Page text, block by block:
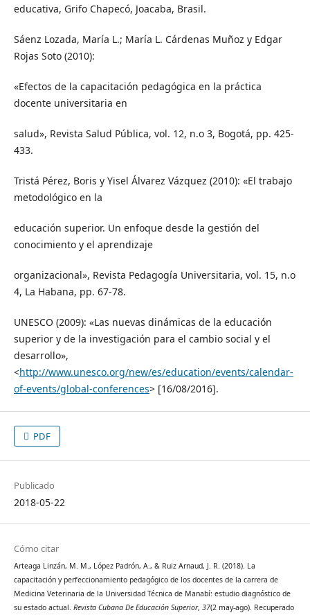
educativa, Grifo Chapecó, Joacaba, Brasil.
Sáenz Lozada, María L.; María L. Cárdenas Muñoz y Edgar
Rojas Soto (2010):
«Efectos de la capacitación pedagógica en la práctica
docente universitaria en
salud», Revista Salud Pública, vol. 12, n.o 3, Bogotá, pp. 425-
433.
Tristá Pérez, Boris y Yisel Álvarez Vázquez (2010): «El trabajo
metodológico en la
educación superior. Un enfoque desde la gestión del
conocimiento y el aprendizaje
organizacional», Revista Pedagogía Universitaria, vol. 15, n.o
4, La Habana, pp. 67-78.
UNESCO (2009): «Las nuevas dinámicas de la educación
superior y de la investigación para el cambio social y el
desarrollo»,
<http://www.unesco.org/new/es/education/events/calendar-
of-events/global-conferences> [16/08/2016].
PDF
Publicado
2018-05-22
Cómo citar
Arteaga Linzán, M. M., López Padrón, A., & Ruiz Arnaud, J. R. (2018). La
capacitación y perfeccionamiento pedagógico de los docentes de la carrera de
Medicina Veterinaria de la Universidad Técnica de Manabí: estudio diagnóstico de
su estado actual. Revista Cubana De Educación Superior, 37(2 may-ago). Recuperado